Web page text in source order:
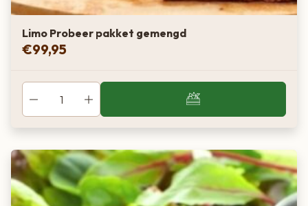
Limo Probeer pakket gemengd
€99,95